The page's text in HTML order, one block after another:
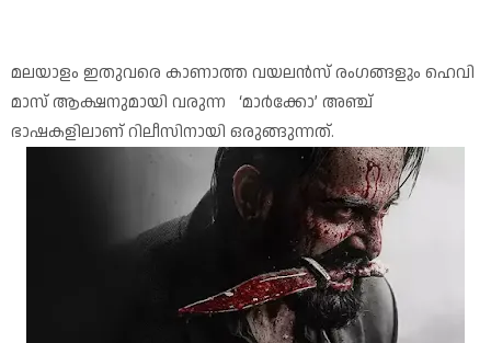
മലയാളം ഇതുവരെ കാണാത്ത വയലൻസ് രംഗങ്ങളും ഹെവി
മാസ് ആക്ഷനുമായി വരുന്ന ‘മാർക്കോ’ അഞ്ച്
ഭാഷകളിലാണ് റിലീസിനായി ഒരുങ്ങുന്നത്.